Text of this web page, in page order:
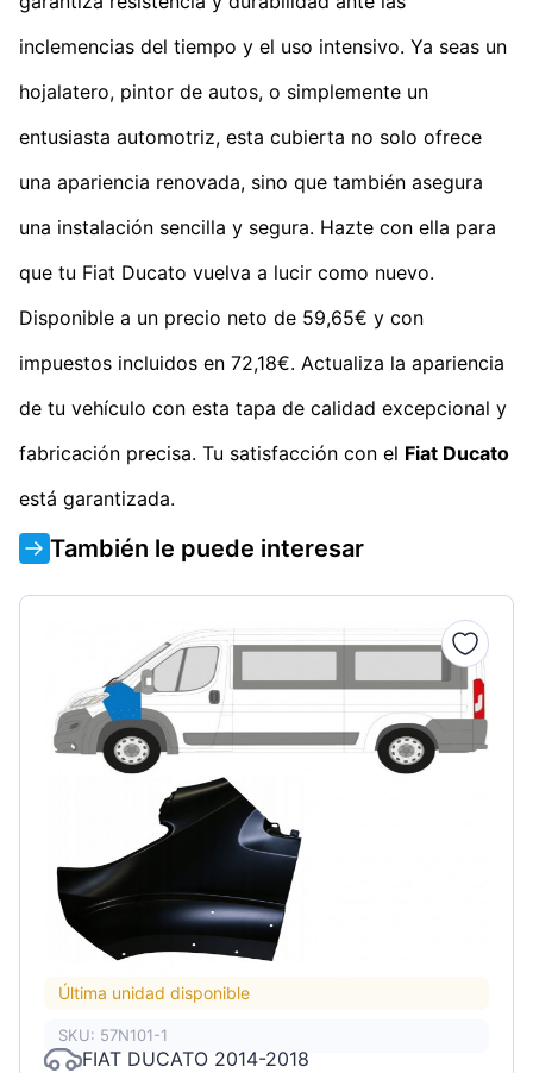
inclemencias del tiempo y el uso intensivo. Ya seas un
hojalatero, pintor de autos, o simplemente un
entusiasta automotriz, esta cubierta no solo ofrece
una apariencia renovada, sino que también asegura
una instalación sencilla y segura. Hazte con ella para
que tu Fiat Ducato vuelva a lucir como nuevo.
Disponible a un precio neto de 59,65€ y con
impuestos incluidos en 72,18€. Actualiza la apariencia
de tu vehículo con esta tapa de calidad excepcional y
fabricación precisa. Tu satisfacción con el Fiat Ducato
está garantizada.
También le puede interesar
Última unidad disponible
SKU: 57N101-1
FIAT DUCATO 2014-2018